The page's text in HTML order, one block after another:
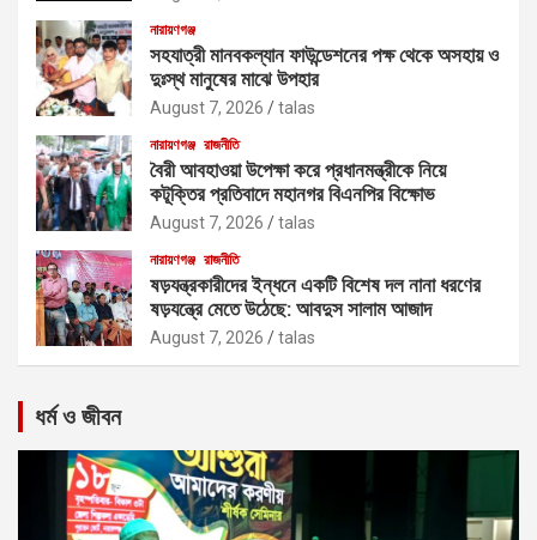
নারায়ণগঞ্জ
সহযাত্রী মানবকল্যান ফাউন্ডেশনের পক্ষ থেকে অসহায় ও
দুঃস্থ মানুষের মাঝে উপহার
August 7, 2026 talas
নারায়ণগঞ্জ রাজনীতি
বৈরী আবহাওয়া উপেক্ষা করে প্রধানমন্ত্রীকে নিয়ে
কটূক্তির প্রতিবাদে মহানগর বিএনপির বিক্ষোভ
August 7, 2026 talas
নারায়ণগঞ্জ রাজনীতি
ষড়যন্ত্রকারীদের ইন্ধনে একটি বিশেষ দল নানা ধরণের
ষড়যন্ত্রে মেতে উঠেছে: আবদুস সালাম আজাদ
August 7, 2026 talas
ধর্ম ও জীবন